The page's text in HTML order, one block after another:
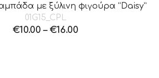
με ξύλινη φιγούρα “Daisy”
01G15_CPL
€10.00 – €16.00